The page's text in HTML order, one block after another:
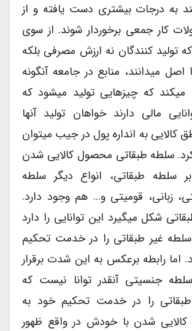
به درجات بیشتری دست یافته و از
کار جمعی برخوردار شوند. از سوی
تولید کنندگان نه ارزش مصرفی بلکه
اصل میدانند، منابع در جامعه آنگونه
که چیزهایی تولید میشود که
مالی دارند خواهان تولید آنها
کالایی به انداره پول در جیب میتوان
سلطه طبقاتی محصول کالایی شدن
سلطه طبقاتی، انواع دیگر سلطه
زبانی، قومیتی و… هم وجود دارد.
شکل میگیرد این توانایی را دارد
سلطه غیر طبقاتی را در خدمت تحکیم
اما رابطه برعکس به این شدت برقرار
جنسیتی آنقدر توانا نیست که
را در خدمت تحکیم خود به
شدن با خودش در واقع ظهور